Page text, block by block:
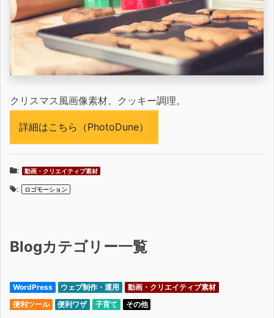
クリスマス風画像素材。クッキー調理。
詳細はこちら（PhotoDune）
: 動画・クリエイティブ素材
: ロゴモーション
Blogカテゴリー一覧
WordPress ウェブ制作・運用
動画・クリエイティブ素材
便利ツール
便利ワザ 子育て その他